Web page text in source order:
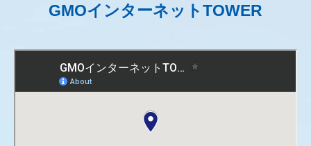
GMOインターネットTOWER